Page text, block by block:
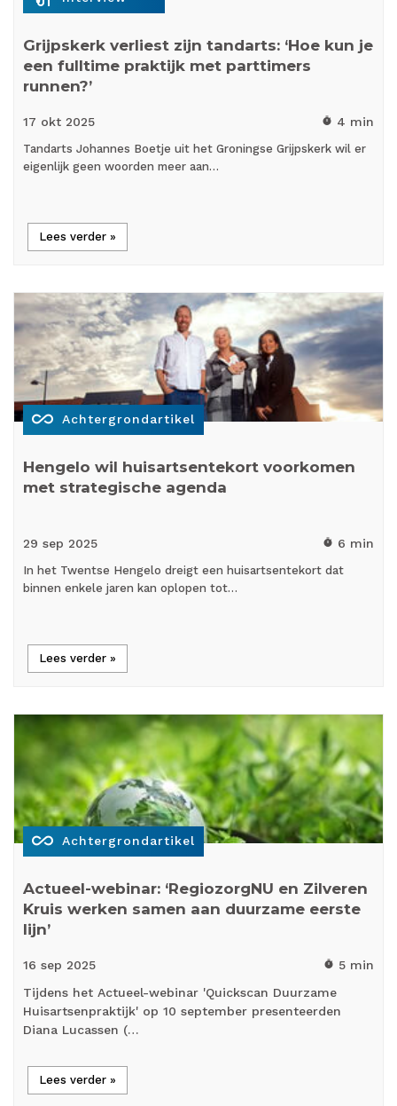
Grijpskerk verliest zijn tandarts: ‘Hoe kun je
een fulltime praktijk met parttimers
runnen?’
17 okt 2025 timer 4 min
Tandarts Johannes Boetje uit het Groningse Grijpskerk wil er
eigenlijk geen woorden meer aan…
Lees verder »
all_inclusive Achtergrondartikel
Hengelo wil huisartsentekort voorkomen
met strategische agenda
29 sep 2025 timer 6 min
In het Twentse Hengelo dreigt een huisartsentekort dat
binnen enkele jaren kan oplopen tot…
Lees verder »
all_inclusive Achtergrondartikel
Actueel-webinar: ‘RegiozorgNU en Zilveren
Kruis werken samen aan duurzame eerste
lijn’
16 sep 2025 timer 5 min
Tijdens het Actueel-webinar 'Quickscan Duurzame
Huisartsenpraktijk' op 10 september presenteerden
Diana Lucassen (…
Lees verder »